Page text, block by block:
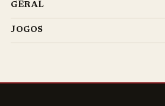
GERAL
JOGOS